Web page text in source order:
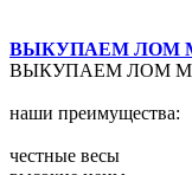
ВЫКУПАЕМ ЛОМ
ВЫКУПАЕМ ЛОМ
наши преимущества:
честные весы